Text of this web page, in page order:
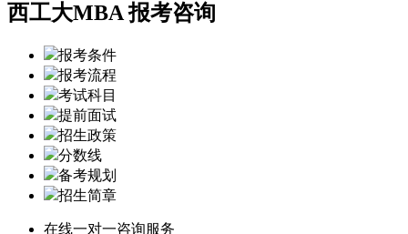
西工大MBA 报考咨询
报考条件
报考流程
考试科目
提前面试
招生政策
分数线
备考规划
招生简章
在线一对一咨询服务